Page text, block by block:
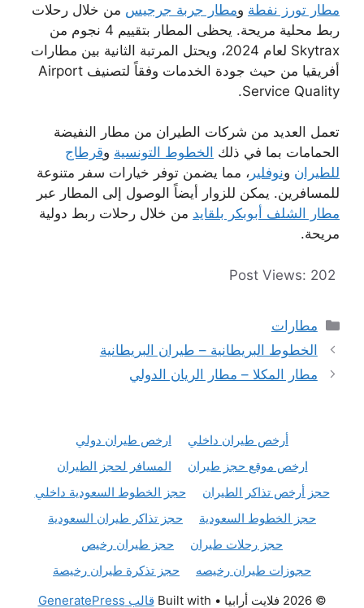
مطار تورز نفطة ومطار جربة جرجيس من خلال رحلات
ربط محلية مريحة. يحظى المطار بتقييم 4 نجوم من
Skytrax لعام 2024، ويحتل المرتبة الثانية بين مطارات
أفريقيا من حيث جودة الخدمات وفقاً لتصنيف Airport
Service Quality.
تعمل العديد من شركات الطيران من مطار النفيضة
الحمامات بما في ذلك الخطوط التونسية وقرطاج
للطيران ونوفلير ، مما يضمن توفر خيارات سفر متنوعة
للمسافرين. يمكن للزوار أيضاً الوصول إلى المطار عبر
مطار الشلف أبوبكر بلقايد من خلال رحلات ربط دولية
مريحة.
Post Views: 202
التصنيفات
مطارات
الخطوط البريطانية – طيران البريطانية
مطار المكلا – مطار الريان الدولي
أرخص طيران داخلي
ارخص طيران دولي
ارخص موقع حجز طيران
المسافر لحجز الطيران
حجز أرخص تذاكر الطيران
حجز الخطوط السعودية داخلي
حجز الخطوط السعودية
حجز تذاكر طيران السعودية
حجز رحلات طيران
حجز طيران رخيص
حجوزات طيران رخيصه
حجز تذكرة طيران رخيصة
© 2026 فلايت أرابيا
• Built with قالب GeneratePress